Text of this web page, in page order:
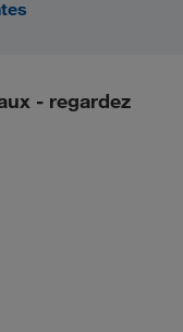
- regardez